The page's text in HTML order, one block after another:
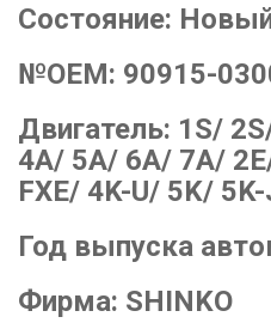
Состояние:
№OEM: 90915-
Двигатель: 1S/
4A/ 5A/ 6A/ 7A/
FXE/ 4K-U/ 5K/
Год выпуска
Фирма: SHINKO